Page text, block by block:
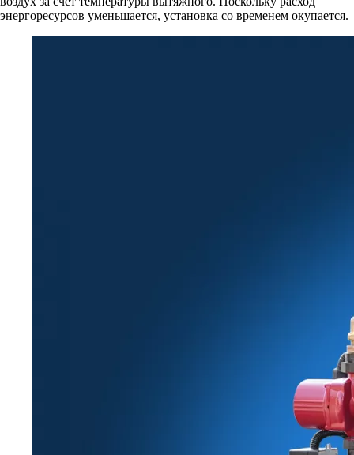
энергоресурсов уменьшается, установка со временем окупается.